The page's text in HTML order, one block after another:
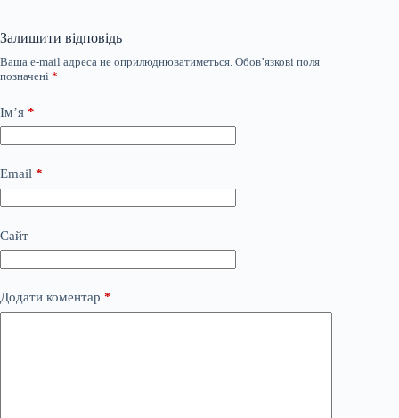
Залишити відповідь
Ваша e-mail адреса не оприлюднюватиметься. Обов’язкові поля
позначені *
Ім’я *
Email *
Сайт
Додати коментар *